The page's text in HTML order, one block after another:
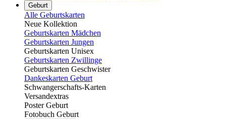
Geburt
Alle Geburtskarten
Neue Kollektion
Geburtskarten Mädchen
Geburtskarten Jungen
Geburtskarten Unisex
Geburtskarten Zwillinge
Geburtskarten Geschwister
Dankeskarten Geburt
Schwangerschafts-Karten
Versandextras
Poster Geburt
Fotobuch Geburt